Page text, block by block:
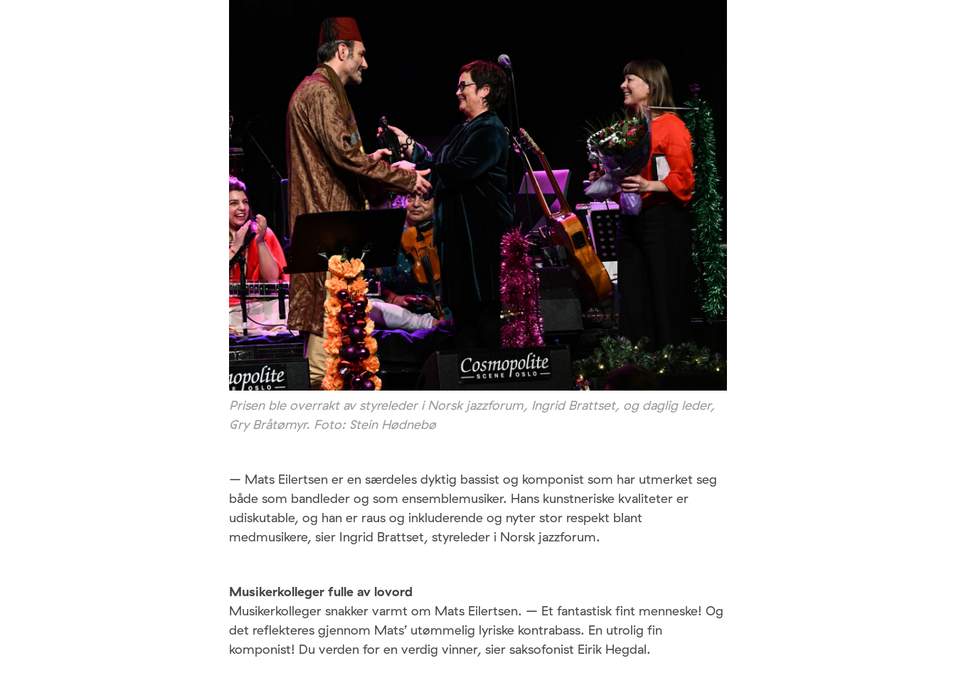
Prisen ble overrakt av styreleder i Norsk jazzforum, Ingrid Brattset, og daglig leder,
Gry Bråtømyr. Foto: Stein Hødnebø
– Mats Eilertsen er en særdeles dyktig bassist og komponist som har utmerket seg
både som bandleder og som ensemblemusiker. Hans kunstneriske kvaliteter er
udiskutable, og han er raus og inkluderende og nyter stor respekt blant
medmusikere, sier Ingrid Brattset, styreleder i Norsk jazzforum.
Musikerkolleger fulle av lovord
Musikerkolleger snakker varmt om Mats Eilertsen. – Et fantastisk fint menneske! Og
det reflekteres gjennom Mats’ utømmelig lyriske kontrabass. En utrolig fin
komponist! Du verden for en verdig vinner, sier saksofonist Eirik Hegdal.